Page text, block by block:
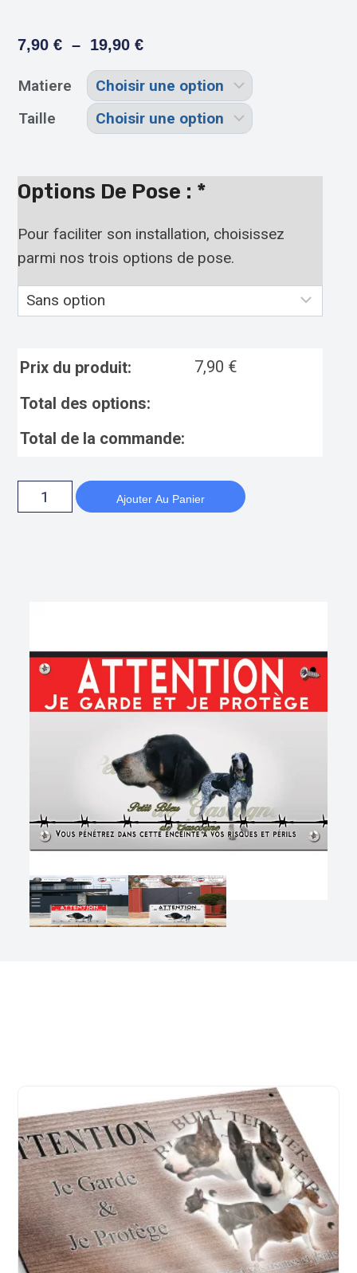
7,90€ – 19,90€
Matiere
Taille
Options De Pose : *
Pour faciliter son installation, choisissez
parmi nos trois options de pose.
Prix du produit: 7,90 €
Total des options:
Total de la commande:
Ajouter Au Panier